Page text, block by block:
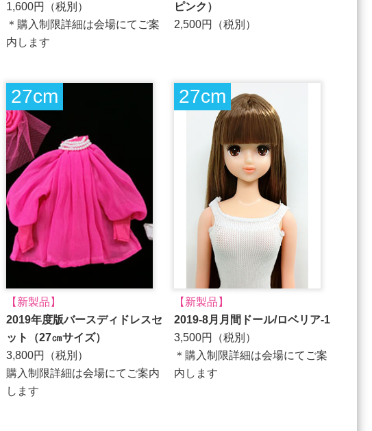
1,600円（税別）
＊購入制限詳細は会場にてご案
内します
ピンク）
2,500円（税別）
27cm
【新製品】
2019年度版バースディドレスセ
ット（27㎝サイズ）
3,800円（税別）
購入制限詳細は会場にてご案内
します
27cm
【新製品】
2019-8月月間ドール/ロベリア-1
3,500円（税別）
＊購入制限詳細は会場にてご案
内します